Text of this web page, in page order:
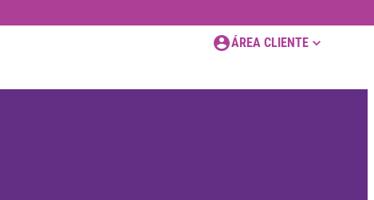
ÁREA CLIENTE